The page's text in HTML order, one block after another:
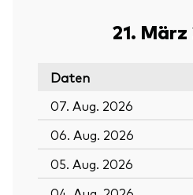
21.
Daten
07. Aug. 2026
06. Aug. 2026
05. Aug. 2026